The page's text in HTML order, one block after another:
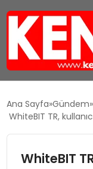
EKONOMI
Ana Sayfa Gündem
WhiteBIT TR,
WhiteBIT